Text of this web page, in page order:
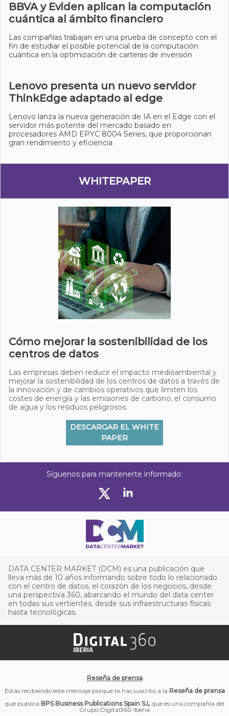
BBVA y Eviden aplican la computación
cuántica al ámbito financiero
Las compañías trabajan en una prueba de concepto con el
fin de estudiar el posible potencial de la computación
cuántica en la optimización de carteras de inversión
Lenovo presenta un nuevo servidor
ThinkEdge adaptado al edge
Lenovo lanza la nueva generación de IA en el Edge con el
servidor más potente del mercado basado en
procesadores AMD EPYC 8004 Series, que proporcionan
gran rendimiento y eficiencia
WHITEPAPER
Cómo mejorar la sostenibilidad de los
centros de datos
Las empresas deben reducir el impacto medioambiental y
mejorar la sostenibilidad de los centros de datos a través de
la innovación y de cambios operativos que limiten los
costes de energía y las emisiones de carbono, el consumo
de agua y los residuos peligrosos.
DESCARGAR EL WHITE
PAPER
Síguenos para mantenerte informado:
DATA CENTER MARKET (DCM) es una publicación que
lleva más de 10 años informando sobre todo lo relacionado
con el centro de datos, el corazón de los negocios, desde
una perspectiva 360, abarcando el mundo del data center
en todas sus vertientes, desde sus infraestructuras físicas
hasta tecnológicas.
Reseña de prensa
Estás recibiendo este mensaje porque te has suscrito a la Reseña de prensa
que publica BPS Business Publications Spain S.Lque es una compañía del
Grupo Digital360 Iberia